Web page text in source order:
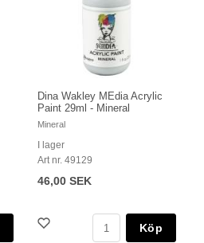
Dina Wakley MEdia Acrylic
Paint 29ml - Mineral
Mineral
I lager
Art nr. 49129
46,00 SEK
Köp